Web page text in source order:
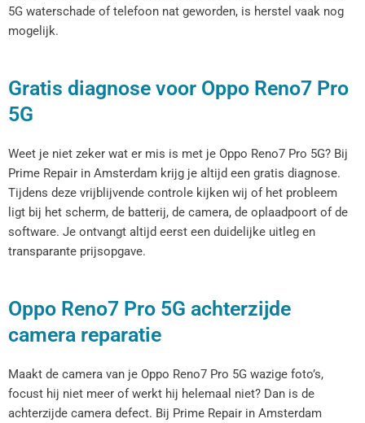
5G waterschade of telefoon nat geworden, is herstel vaak nog
mogelijk.
Gratis diagnose voor Oppo Reno7 Pro
5G
Weet je niet zeker wat er mis is met je Oppo Reno7 Pro 5G? Bij
Prime Repair in Amsterdam krijg je altijd een gratis diagnose.
Tijdens deze vrijblijvende controle kijken wij of het probleem
ligt bij het scherm, de batterij, de camera, de oplaadpoort of de
software. Je ontvangt altijd eerst een duidelijke uitleg en
transparante prijsopgave.
Oppo Reno7 Pro 5G achterzijde
camera reparatie
Maakt de camera van je Oppo Reno7 Pro 5G wazige foto’s,
focust hij niet meer of werkt hij helemaal niet? Dan is de
achterzijde camera defect. Bij Prime Repair in Amsterdam